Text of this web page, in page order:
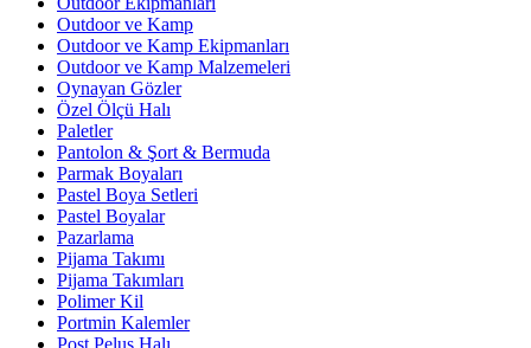
Outdoor ve Kamp
Outdoor ve Kamp Ekipmanları
Outdoor ve Kamp Malzemeleri
Oynayan Gözler
Özel Ölçü Halı
Paletler
Pantolon & Şort & Bermuda
Parmak Boyaları
Pastel Boya Setleri
Pastel Boyalar
Pazarlama
Pijama Takımı
Pijama Takımları
Polimer Kil
Portmin Kalemler